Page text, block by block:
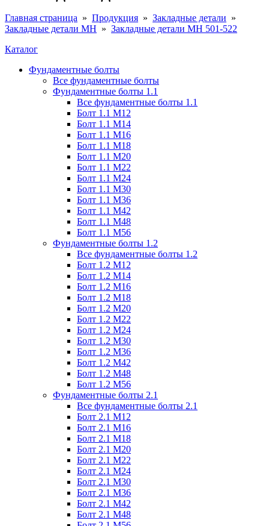
Главная страница » Продукция » Закладные детали »
Закладные детали МН » Закладные детали МН 501-522
Каталог
Фундаментные болты
Все фундаментные болты
Фундаментные болты 1.1
Все фундаментные болты 1.1
Болт 1.1 М12
Болт 1.1 М14
Болт 1.1 М16
Болт 1.1 М18
Болт 1.1 М20
Болт 1.1 М22
Болт 1.1 М24
Болт 1.1 М30
Болт 1.1 М36
Болт 1.1 М42
Болт 1.1 М48
Болт 1.1 М56
Фундаментные болты 1.2
Все фундаментные болты 1.2
Болт 1.2 М12
Болт 1.2 М14
Болт 1.2 М16
Болт 1.2 М18
Болт 1.2 М20
Болт 1.2 М22
Болт 1.2 М24
Болт 1.2 М30
Болт 1.2 М36
Болт 1.2 М42
Болт 1.2 М48
Болт 1.2 М56
Фундаментные болты 2.1
Все фундаментные болты 2.1
Болт 2.1 М12
Болт 2.1 М16
Болт 2.1 М18
Болт 2.1 М20
Болт 2.1 М22
Болт 2.1 М24
Болт 2.1 М30
Болт 2.1 М36
Болт 2.1 М42
Болт 2.1 М48